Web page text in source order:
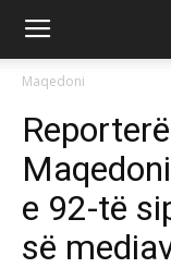
Maqedoni
e 92-të
së